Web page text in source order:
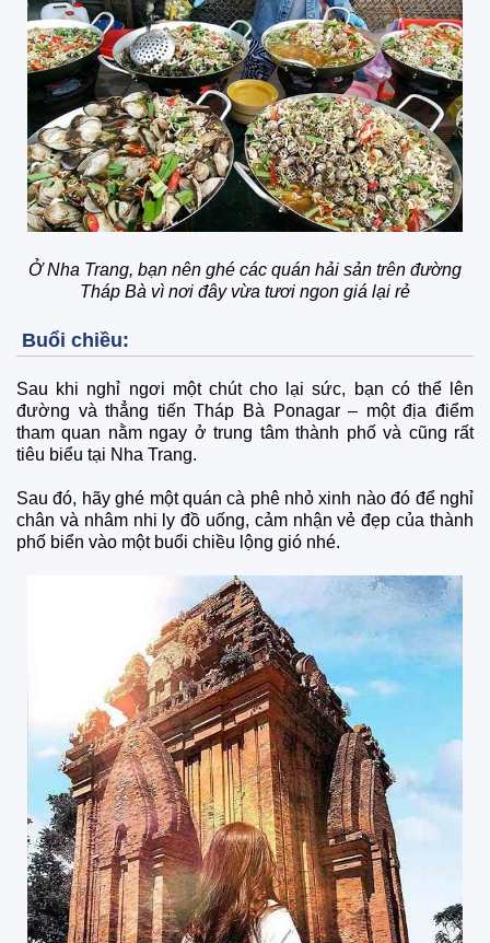
Ở Nha Trang, bạn nên ghé các quán hải sản trên đường
Tháp Bà vì nơi đây vừa tươi ngon giá lại rẻ
Buổi chiều:
Sau khi nghỉ ngơi một chút cho lại sức, bạn có thể lên
đường và thẳng tiến Tháp Bà Ponagar – một địa điểm
tham quan nằm ngay ở trung tâm thành phố và cũng rất
tiêu biểu tại Nha Trang.
Sau đó, hãy ghé một quán cà phê nhỏ xinh nào đó để nghỉ
chân và nhâm nhi ly đồ uống, cảm nhận vẻ đẹp của thành
phố biển vào một buổi chiều lộng gió nhé.